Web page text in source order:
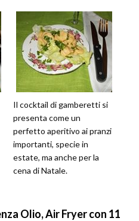
Il cocktail di gamberetti si
presenta come un
perfetto aperitivo ai pranzi
importanti, specie in
estate, ma anche per la
cena di Natale.
Olio, Air Fryer con 11